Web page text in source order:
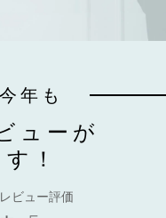
年も
ューが
！
ビュー評価